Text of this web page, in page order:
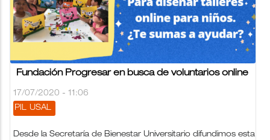
Fundación Progresar en busca de voluntarios online
17/07/2020 - 11:06
PIL USAL
Desde la Secretaría de Bienestar Universitario difundimos esta